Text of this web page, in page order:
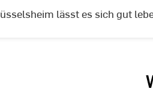
lässt es sich gut